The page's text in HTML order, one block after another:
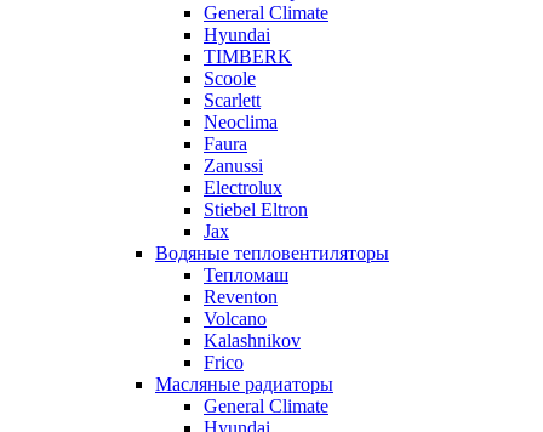
General Climate
Hyundai
TIMBERK
Scoole
Scarlett
Neoclima
Faura
Zanussi
Electrolux
Stiebel Eltron
Jax
Водяные тепловентиляторы
Тепломаш
Reventon
Volcano
Kalashnikov
Frico
Масляные радиаторы
General Climate
Hyundai